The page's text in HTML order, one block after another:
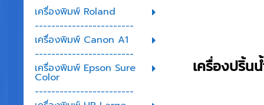
เครื่องพิมพ์ Roland
------------------------
เครื่องพิมพ์ Canon A1
------------------------
เครื่องพิมพ์ Epson Sure
Color
------------------------
เครื่องปริ้น